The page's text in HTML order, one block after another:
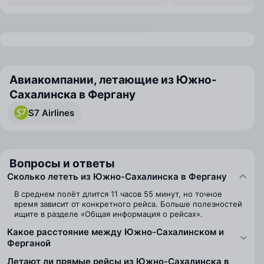
Авиакомпании, летающие из Южно-
Сахалинска в Фергану
S7 Airlines
Вопросы и ответы
Сколько лететь из Южно-Сахалинска в Фергану
В среднем полёт длится 11 часов 55 минут, но точное
время зависит от конкретного рейса. Больше полезностей
ищите в разделе «Общая информация о рейсах».
Какое расстояние между Южно-Сахалинском и
Ферганой
Летают ли прямые рейсы из Южно-Сахалинска в